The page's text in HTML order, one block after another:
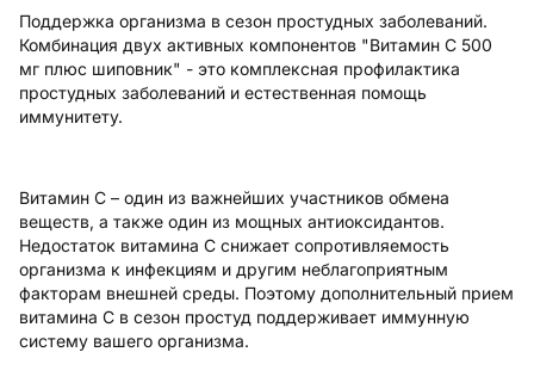
Поддержка организма в сезон простудных заболеваний.
Комбинация двух активных компонентов "Витамин С 500
мг плюс шиповник" - это комплексная профилактика
простудных заболеваний и естественная помощь
иммунитету.
Витамин С – один из важнейших участников обмена
веществ, а также один из мощных антиоксидантов.
Недостаток витамина С снижает сопротивляемость
организма к инфекциям и другим неблагоприятным
факторам внешней среды. Поэтому дополнительный прием
витамина С в сезон простуд поддерживает иммунную
систему вашего организма.